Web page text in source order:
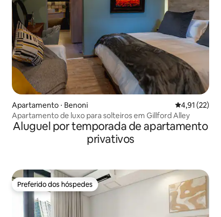
Apartamento ⋅ Benoni 4,91 de uma
4,91 (22)
Apartamento de luxo para solteiros em Gillford Alley
Aluguel por temporada de apartamento
privativos
Preferido dos hóspedes
Preferido dos hóspedes